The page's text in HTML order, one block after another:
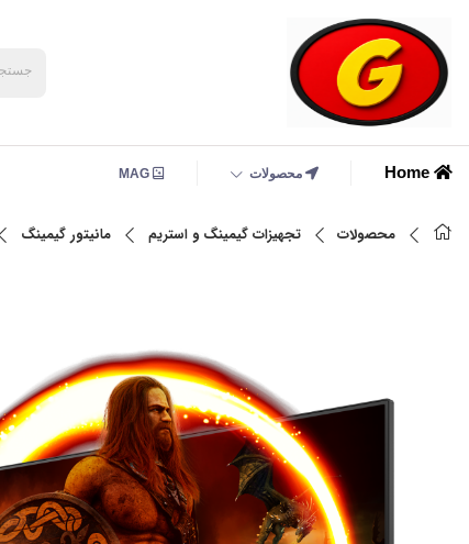
محصولات
محصولات تجهیزات گیمینگ و استریم مانیتور گیمینگ